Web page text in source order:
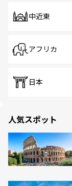
中近東
アフリカ
日本
人気スポット